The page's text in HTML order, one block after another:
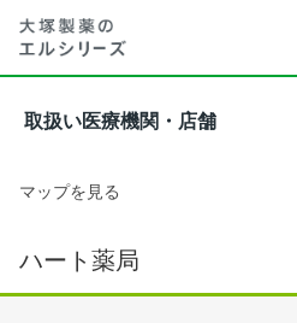
取扱い医療機関・店舗
マップを見る
ハート薬局